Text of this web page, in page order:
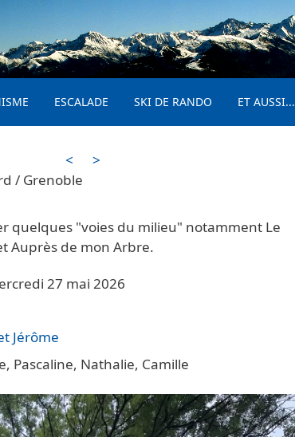
Aller au contenu principal
ESCALADE SKI DE RANDO ET AUSSI...
<
>
/ Grenoble
quelques "voies du milieu" notamment Le
Auprès de mon Arbre.
27 mai 2026
Jérôme
Pascaline, Nathalie, Camille